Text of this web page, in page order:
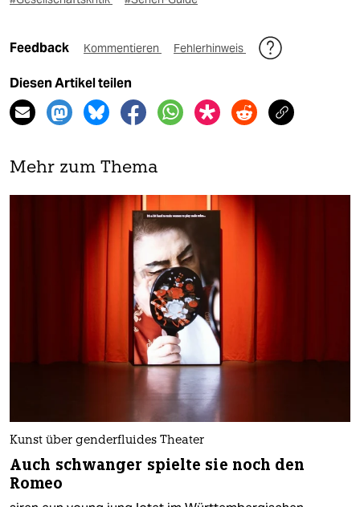
Feedback Kommentieren Fehlerhinweis
Diesen Artikel teilen
Mehr zum Thema
Kunst über genderfluides Theater
Auch schwanger spielte sie noch den
Romeo